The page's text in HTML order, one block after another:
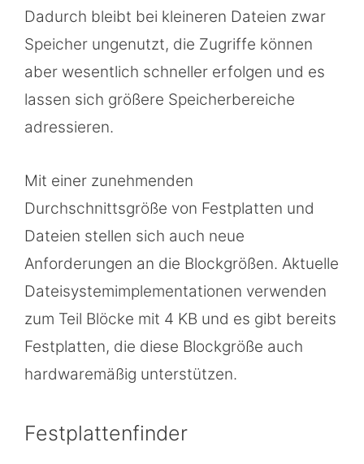
Dadurch bleibt bei kleineren Dateien zwar
Speicher ungenutzt, die Zugriffe können
aber wesentlich schneller erfolgen und es
lassen sich größere Speicherbereiche
adressieren.
Mit einer zunehmenden
Durchschnittsgröße von Festplatten und
Dateien stellen sich auch neue
Anforderungen an die Blockgrößen. Aktuelle
Dateisystemimplementationen verwenden
zum Teil Blöcke mit 4 KB und es gibt bereits
Festplatten, die diese Blockgröße auch
hardwaremäßig unterstützen.
Festplattenfinder